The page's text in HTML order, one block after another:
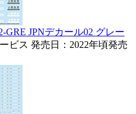
GRE JPNデカール02 グレー
ビス 発売日：2022年頃発売